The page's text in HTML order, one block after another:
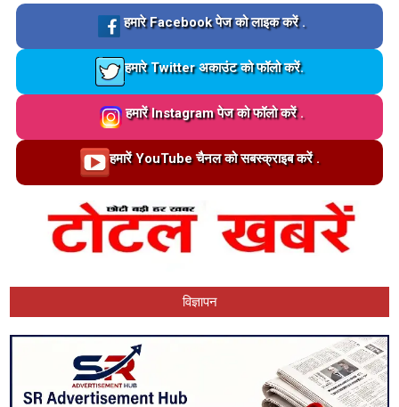
Loading…
हमारे Facebook पेज को लाइक करें .
Loading…
हमारे Twitter अकाउंट को फॉलो करें.
Loading…
हमारें Instagram पेज को फॉलो करें .
Loading…हमारें YouTube चैनल को सबस्क्राइब करें .
विज्ञापन